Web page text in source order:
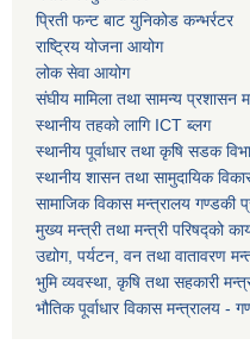
प्रिती फन्ट बाट युनिकोड कन्भर्रटर
राष्ट्रिय योजना आयोग
लोक सेवा आयोग
संघीय मामिला तथा सामन्य प्रशासन
स्थानीय तहको लागि ICT ब्लग
स्थानीय पूर्वाधार तथा कृषि सडक
स्थानीय शासन तथा सामुदायिक
सामाजिक विकास मन्त्रालय गण्डकी
मुख्य मन्त्री तथा मन्त्री परिषद्को
उद्योग, पर्यटन, वन तथा वातावरण
भुमि व्यवस्था, कृषि तथा सहकारी
भौतिक पूर्वाधार विकास मन्त्रालय -